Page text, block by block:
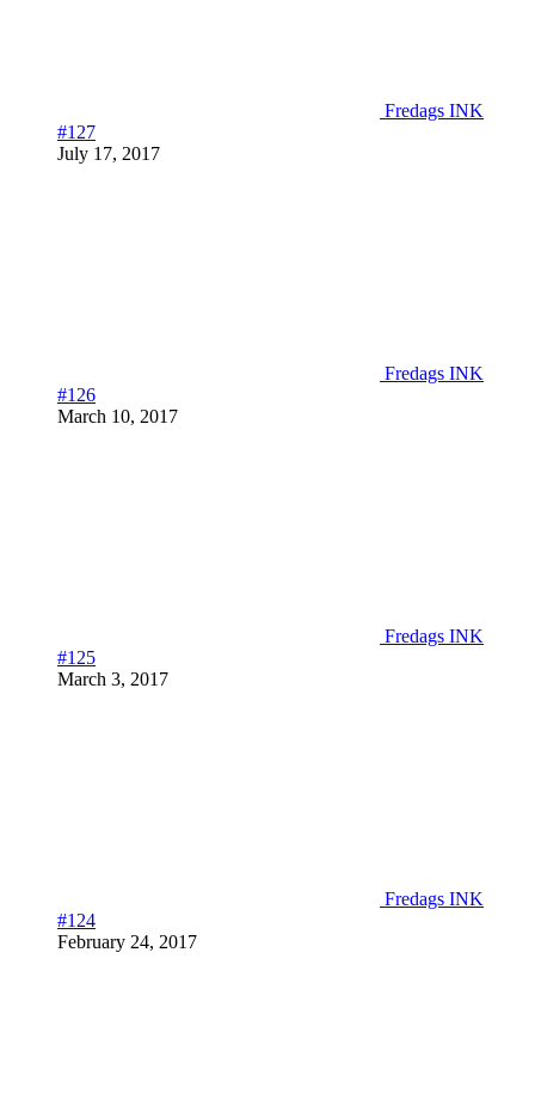
Fredags INK
#127
July 17, 2017
Fredags INK
#126
March 10, 2017
Fredags INK
#125
March 3, 2017
Fredags INK
#124
February 24, 2017